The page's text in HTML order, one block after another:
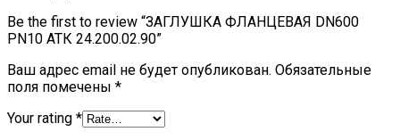
Be the first to review “ЗАГЛУШКА ФЛАНЦЕВАЯ DN600
PN10 АТК 24.200.02.90”
Ваш адрес email не будет опубликован. Обязательные
поля помечены *
Your rating *